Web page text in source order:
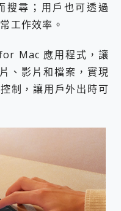
搜尋；用戶也可透過
工作效率。
Mac 應用程式，讓
、影片和檔案，實現
制，讓用戶外出時可